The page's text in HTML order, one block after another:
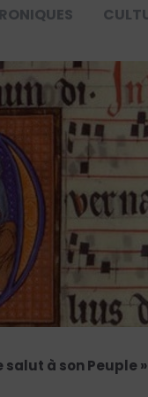
salut à son Peuple